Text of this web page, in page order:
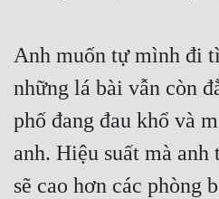
Anh muốn tự mình đi
những lá bài vẫn còn
phố đang đau khổ và
anh. Hiệu suất mà
sẽ cao hơn các phòng